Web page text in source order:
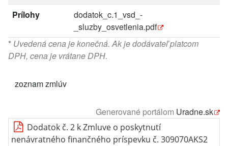
Prílohy
dodatok_c.1_vsd_-
_sluzby_osvetlenia.pdf
* Uvedená cena je konečná. Ak je dodávateľ platcom
DPH, cena je vrátane DPH.
zoznam zmlúv
Generované portálom Uradne.sk
Dodatok č. 2 k Zmluve o poskytnutí
nenávratného finančného príspevku č. 309070AKS2